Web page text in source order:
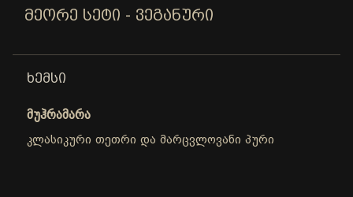
ᲛᲔᲝᲠᲔ ᲡᲔᲢᲘ - ᲕᲔᲒᲐᲜᲣᲠᲘ
ᲮᲔᲛᲡᲘ
მუჰრამარა
კლასიკური თეთრი და მარცვლოვანი პური